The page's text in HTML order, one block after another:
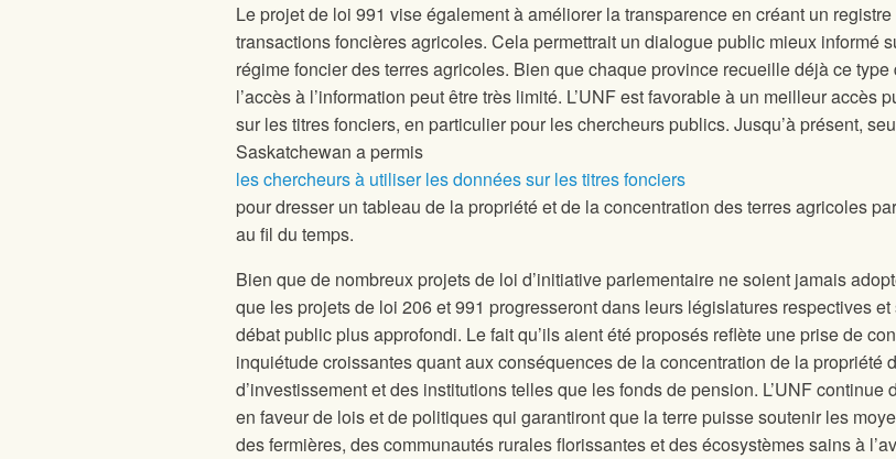
Le projet de loi 991 vise également à améliorer la transparence en créant un
transactions foncières agricoles. Cela permettrait un dialogue public mieux informé
régime foncier des terres agricoles. Bien que chaque province recueille déjà ce type
l’accès à l’information peut être très limité. L’UNF est favorable à un meilleur accès
sur les titres fonciers, en particulier pour les chercheurs publics. Jusqu’à présent,
Saskatchewan a permis
les chercheurs à utiliser les données sur les titres fonciers
pour dresser un tableau de la propriété et de la concentration des terres agricoles
au fil du temps.
Bien que de nombreux projets de loi d’initiative parlementaire ne soient jamais
que les projets de loi 206 et 991 progresseront dans leurs législatures respectives et
débat public plus approfondi. Le fait qu’ils aient été proposés reflète une prise de
inquiétude croissantes quant aux conséquences de la concentration de la propriété
d’investissement et des institutions telles que les fonds de pension. L’UNF continue
en faveur de lois et de politiques qui garantiront que la terre puisse soutenir les
des fermières, des communautés rurales florissantes et des écosystèmes sains à